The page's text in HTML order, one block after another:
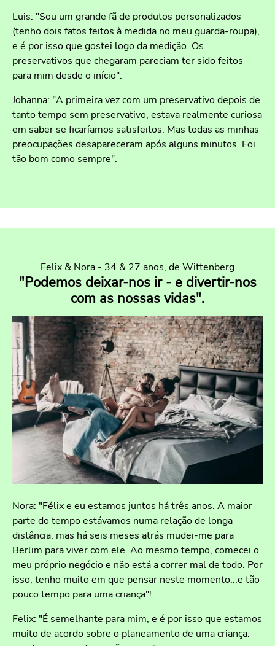
Luis: "Sou um grande fã de produtos personalizados
(tenho dois fatos feitos à medida no meu guarda-roupa),
e é por isso que gostei logo da medição. Os
preservativos que chegaram pareciam ter sido feitos
para mim desde o início".
Johanna: "A primeira vez com um preservativo depois de
tanto tempo sem preservativo, estava realmente curiosa
em saber se ficaríamos satisfeitos. Mas todas as minhas
preocupações desapareceram após alguns minutos. Foi
tão bom como sempre".
Felix & Nora - 34 & 27 anos, de Wittenberg
"Podemos deixar-nos ir - e divertir-nos
com as nossas vidas".
Nora: "Félix e eu estamos juntos há três anos. A maior
parte do tempo estávamos numa relação de longa
distância, mas há seis meses atrás mudei-me para
Berlim para viver com ele. Ao mesmo tempo, comecei o
meu próprio negócio e não está a correr mal de todo. Por
isso, tenho muito em que pensar neste momento...e tão
pouco tempo para uma criança"!
Felix: "É semelhante para mim, e é por isso que estamos
muito de acordo sobre o planeamento de uma criança: